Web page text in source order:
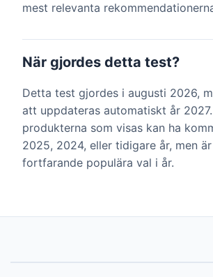
mest relevanta
När gjordes detta test?
Detta test gjordes i augusti 2026,
att uppdateras automatiskt år
produkterna som visas kan ha
2025, 2024, eller tidigare år, men
fortfarande populära val i år.